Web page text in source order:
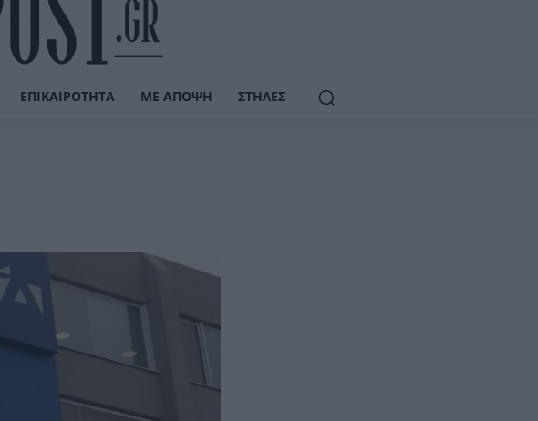
ΕΠΙΚΑΙΡΌΤΗΤΑ ΜΕ ΆΠΟΨΗ ΣΤΉΛΕΣ